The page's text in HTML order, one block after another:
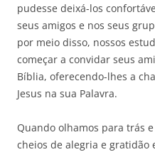
pudesse deixá-los
seus amigos e nos seus
por meio disso, nossos
começar a convidar seus
Bíblia, oferecendo-lhes a
Jesus na sua Palavra.
Quando olhamos para trás
cheios de alegria e gratidão